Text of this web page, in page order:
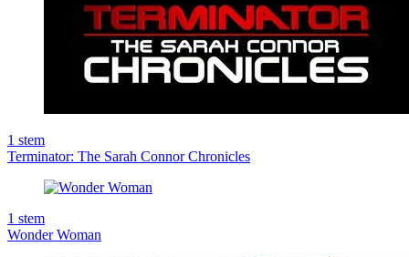
1 stem
Terminator: The Sarah Connor Chronicles
1 stem
Wonder Woman